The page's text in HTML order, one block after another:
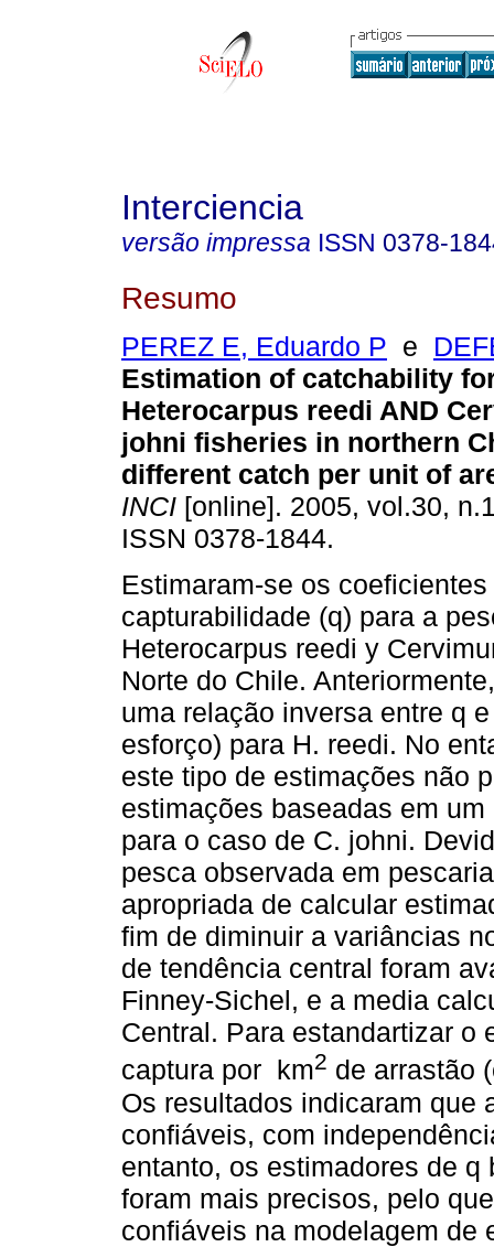
Interciencia
versão impressa ISSN 0378-
Resumo
PEREZ E, Eduardo P e
Estimation of catchability
Heterocarpus reedi AND
johni fisheries in northern
different catch per unit of
INCI [online]. 2005, vol.30,
ISSN 0378-1844.
Estimaram-se os coeficientes
capturabilidade (q) para a
Heterocarpus reedi y
Norte do Chile.
uma relação inversa entre q
esforço) para H. reedi. No
este tipo de estimações não
estimações baseadas em
para o caso de C. johni.
pesca observada em
apropriada de calcular
fim de diminuir a variâncias
de tendência central foram
Finney-Sichel, e a media
Central. Para estandartizar o
captura por km2 de arrastão
Os resultados indicaram que
confiáveis, com
entanto, os estimadores de
foram mais precisos, pelo
confiáveis na modelagem de